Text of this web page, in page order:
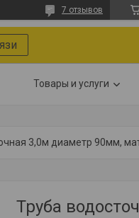
7 отзывов
Товары и услуги
3,0м диаметр 90мм,
Труба